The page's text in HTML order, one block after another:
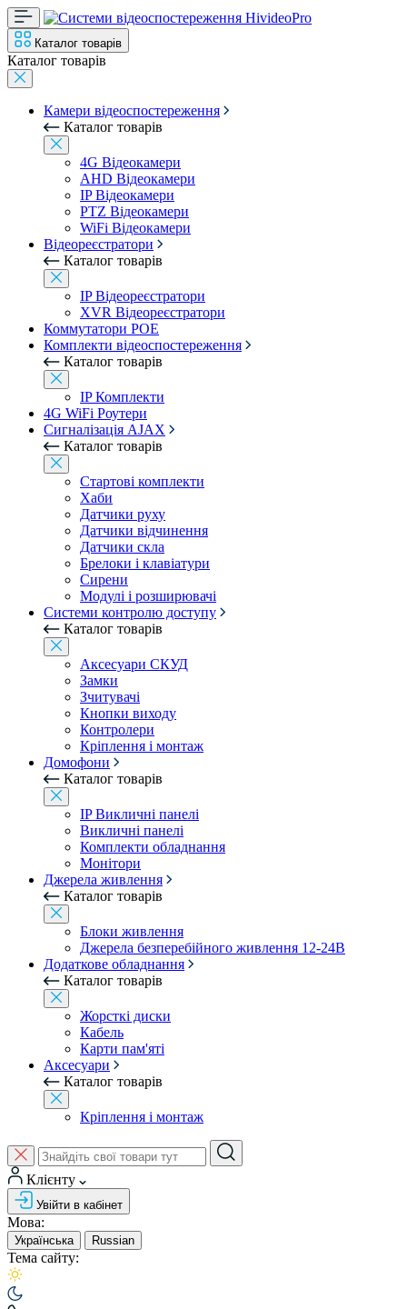
Каталог товарів
Каталог товарів
Камери відеоспостереження
Каталог товарів
4G Відеокамери
AHD Відеокамери
IP Відеокамери
PTZ Відеокамери
WiFi Відеокамери
Відеореєстратори
Каталог товарів
IP Відеореєстратори
XVR Відеореєстратори
Коммутатори POE
Комплекти відеоспостереження
Каталог товарів
IP Комплекти
4G WiFi Роутери
Сигналізація AJAX
Каталог товарів
Стартові комплекти
Хаби
Датчики руху
Датчики відчинення
Датчики скла
Брелоки і клавіатури
Сирени
Модулі і розширювачі
Системи контролю доступу
Каталог товарів
Аксесуари СКУД
Замки
Зчитувачі
Кнопки виходу
Контролери
Кріплення і монтаж
Домофони
Каталог товарів
IP Викличні панелі
Викличні панелі
Комплекти обладнання
Монітори
Джерела живлення
Каталог товарів
Блоки живлення
Джерела безперебійного живлення 12-24В
Додаткове обладнання
Каталог товарів
Жорсткі диски
Кабель
Карти пам'яті
Аксесуари
Каталог товарів
Кріплення і монтаж
Клієнту
Увійти в кабінет
Мова:
Українська Russian
Тема сайту: